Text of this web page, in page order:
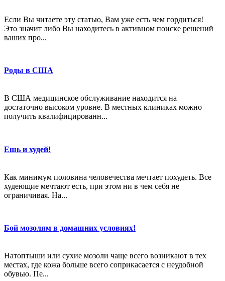
Если Вы читаете эту статью, Вам уже есть чем гордиться!
Это значит либо Вы находитесь в активном поиске решений
ваших про...
Роды в США
В США медицинское обслуживание находится на
достаточно высоком уровне. В местных клиниках можно
получить квалифицированн...
Ешь и худей!
Как минимум половина человечества мечтает похудеть. Все
худеющие мечтают есть, при этом ни в чем себя не
ограничивая. На...
Бой мозолям в домашних условиях!
Натоптыши или сухие мозоли чаще всего возникают в тех
местах, где кожа больше всего соприкасается с неудобной
обувью. Пе...